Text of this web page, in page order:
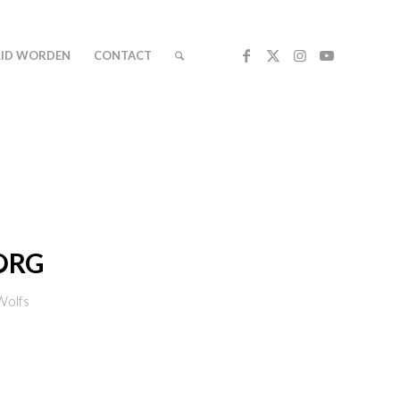
WORDEN CONTACT